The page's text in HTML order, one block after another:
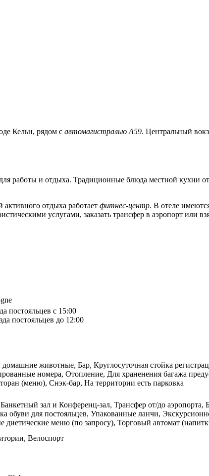
Кельн, рядом с автомагистралью А59. Центральный
работы и отдыха. Традиционные блюда местной кухни
активного отдыха работает фитнес-центр. В отеле
услугами, заказать трансфер в аэропорт или
постояльцев с 15:00
постояльцев до 12:00
животные, Бар, Круглосуточная стойка
номера, Отопление, Для храненения багажа
(меню), Снэк-бар, На территории есть парковка
зал и Конференц-зал, Трансфер от/до
обуви для постояльцев, Упакованные ланчи,
диетические меню (по запросу), Торговый автомат
Велоспорт